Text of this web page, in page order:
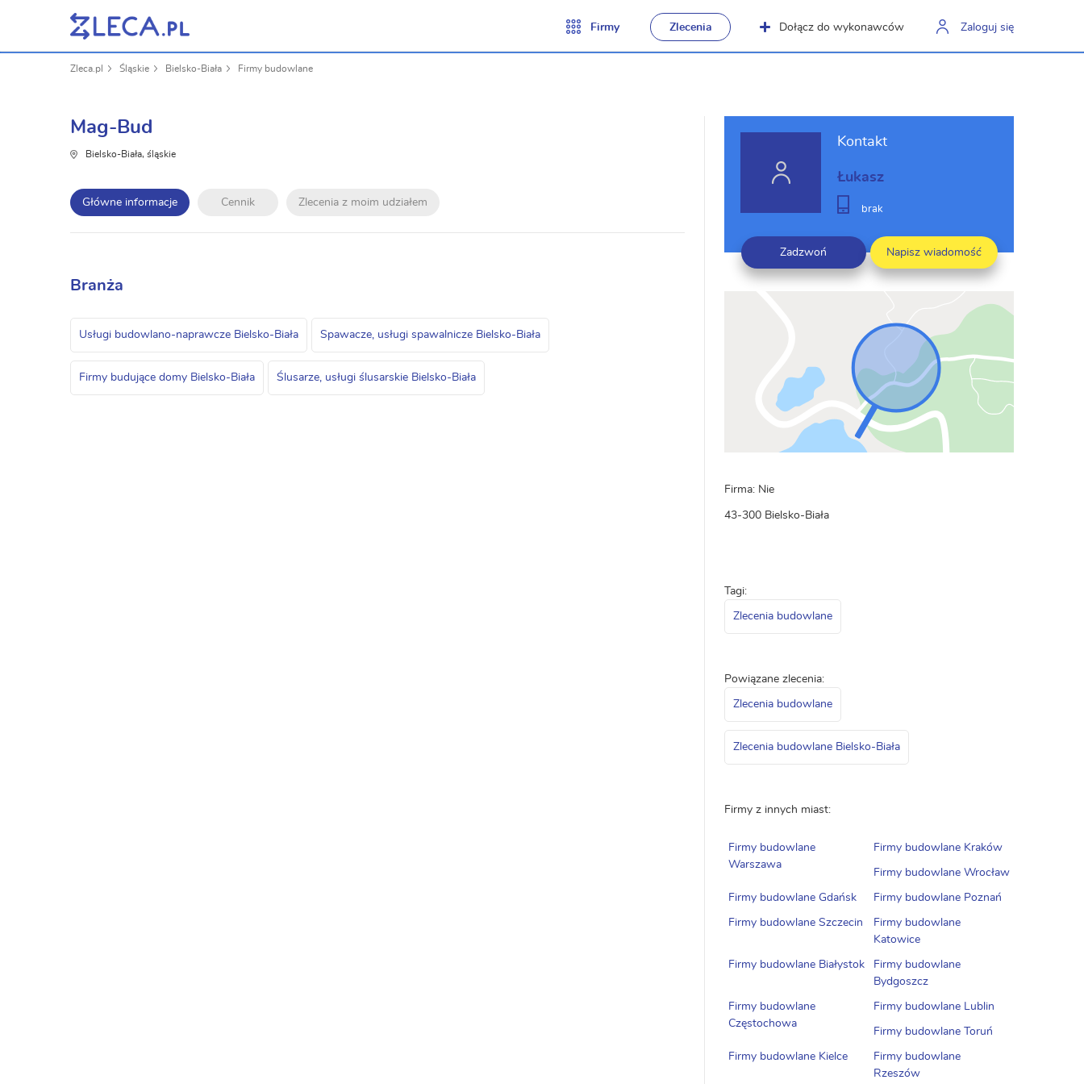
Firmy Zlecenia Dołącz do wykonawców Zaloguj się
Zleca.pl Śląskie Bielsko-Biała Firmy budowlane
Mag-Bud
Bielsko-Biała, śląskie
Główne informacje Cennik Zlecenia z moim udziałem
Branża
Usługi budowlano-naprawcze Bielsko-Biała Spawacze, usługi spawalnicze Bielsko-Biała
Firmy budujące domy Bielsko-Biała Ślusarze, usługi ślusarskie Bielsko-Biała
Kontakt
Łukasz
brak
Zadzwoń Napisz wiadomość
Firma: Nie
43-300 Bielsko-Biała
Tagi:
Zlecenia budowlane
Powiązane zlecenia:
Zlecenia budowlane
Zlecenia budowlane Bielsko-Biała
Firmy z innych miast:
Firmy budowlane
Warszawa
Firmy budowlane Kraków
Firmy budowlane Wrocław
Firmy budowlane Gdańsk Firmy budowlane Poznań
Firmy budowlane Szczecin
Firmy budowlane
Katowice
Firmy budowlane Białystok
Firmy budowlane
Bydgoszcz
Firmy budowlane
Częstochowa
Firmy budowlane Lublin
Firmy budowlane Toruń
Firmy budowlane Kielce
Firmy budowlane
Rzeszów